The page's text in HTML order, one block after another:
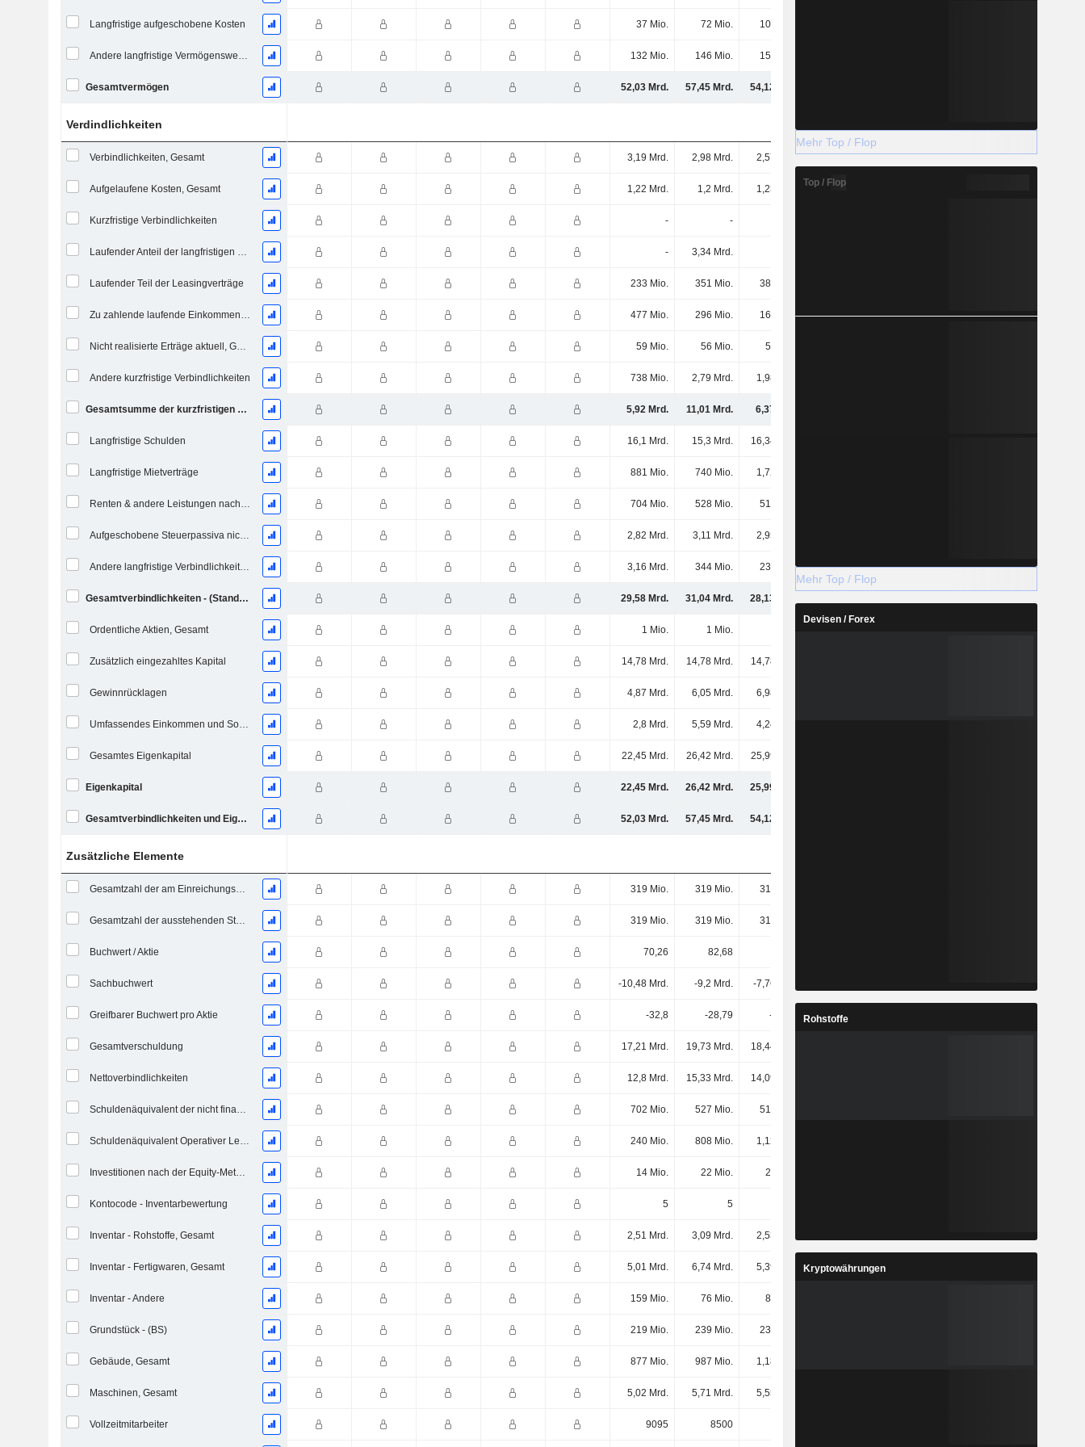
Langfristige aufgeschobene Kosten 37 Mio. 72 Mio. 103 Mio.
Andere langfristige Vermögenswerte, Gesamt 132 Mio. 146 Mio. 158 Mio.
Gesamtvermögen 52,03 Mrd. 57,45 Mrd. 54,12 Mrd.
Verdindlichkeiten
Verbindlichkeiten, Gesamt 3,19 Mrd. 2,98 Mrd. 2,57 Mrd. 2,58 Mrd. 2,15 Mrd.
Aufgelaufene Kosten, Gesamt 1,22 Mrd. 1,2 Mrd. 1,23 Mrd. 1,23 Mrd.
Kurzfristige Verbindlichkeiten - -
Laufender Anteil der langfristigen Verschuldung - 3,34 Mrd.
Laufender Teil der Leasingverträge 233 Mio. 351 Mio. 388 Mio.
Zu zahlende laufende Einkommensteuern 477 Mio. 296 Mio. 160 Mio. 43 Mio. 46 Mio.
Nicht realisierte Erträge aktuell, Gesamt 59 Mio. 56 Mio. 51 Mio.
Andere kurzfristige Verbindlichkeiten 738 Mio. 2,79 Mrd. 1,98 Mrd.
Gesamtsumme der kurzfristigen Verbindlichkeiten 5,92 Mrd. 11,01 Mrd. 6,37 Mrd.
Langfristige Schulden 16,1 Mrd. 15,3 Mrd. 16,34 Mrd.
Langfristige Mietverträge 881 Mio. 740 Mio. 1,72 Mrd.
Renten & andere Leistungen nach dem Ruhestand 704 Mio. 528 Mio. 517 Mio.
Aufgeschobene Steuerpassiva nicht aktuell 2,82 Mrd. 3,11 Mrd. 2,95 Mrd.
Andere langfristige Verbindlichkeiten 3,16 Mrd. 344 Mio. 235 Mio. 441 Mio. 299 Mio.
Gesamtverbindlichkeiten - (Standard / Utility Vorlage) 29,58 Mrd. 31,04 Mrd. 28,13 Mrd.
Ordentliche Aktien, Gesamt 1 Mio. 1 Mio.
Zusätzlich eingezahltes Kapital 14,78 Mrd. 14,78 Mrd. 14,78 Mrd.
Gewinnrücklagen 4,87 Mrd. 6,05 Mrd. 6,98 Mrd.
Umfassendes Einkommen und Sonstiges 2,8 Mrd. 5,59 Mrd. 4,24 Mrd.
Gesamtes Eigenkapital 22,45 Mrd. 26,42 Mrd. 25,99 Mrd.
Eigenkapital 22,45 Mrd. 26,42 Mrd. 25,99 Mrd.
Gesamtverbindlichkeiten und Eigenkapital 52,03 Mrd. 57,45 Mrd. 54,12 Mrd.
Zusätzliche Elemente
Gesamtzahl der am Einreichungsdatum ausstehenden Aktien 319 Mio. 319 Mio. 319 Mio.
Gesamtzahl der ausstehenden Stammaktien 319 Mio. 319 Mio. 319 Mio.
Buchwert / Aktie 70,26 82,68
Sachbuchwert -10,48 Mrd. -9,2 Mrd. -7,76 Mrd.
Greifbarer Buchwert pro Aktie -32,8 -28,79 -24,29 -24,88
Gesamtverschuldung 17,21 Mrd. 19,73 Mrd. 18,44 Mrd.
Nettoverbindlichkeiten 12,8 Mrd. 15,33 Mrd. 14,09 Mrd.
Schuldenäquivalent der nicht finanzierten projizierten Leistungspflicht 702 Mio. 527 Mio. 516 Mio.
Schuldenäquivalent Operativer Leasingverträge 240 Mio. 808 Mio. 1,12 Mrd.
Investitionen nach der Equity-Methode, Gesamt 14 Mio. 22 Mio. 24 Mio.
Kontocode - Inventarbewertung 5 5
Inventar - Rohstoffe, Gesamt 2,51 Mrd. 3,09 Mrd. 2,53 Mrd.
Inventar - Fertigwaren, Gesamt 5,01 Mrd. 6,74 Mrd. 5,39 Mrd. 5,15 Mrd. 3,64 Mrd.
Inventar - Andere 159 Mio. 76 Mio. 84 Mio.
Grundstück - (BS) 219 Mio. 239 Mio. 232 Mio.
Gebäude, Gesamt 877 Mio. 987 Mio. 1,18 Mrd.
Maschinen, Gesamt 5,02 Mrd. 5,71 Mrd. 5,55 Mrd.
Vollzeitmitarbeiter 9095 8500
Mehr Top / Flop
Top / Flop
Mehr Top / Flop
Devisen / Forex
Rohstoffe
Kryptowährungen